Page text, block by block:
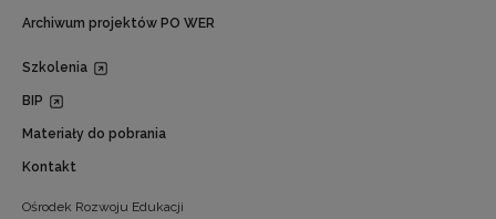
Archiwum projektów PO WER
Szkolenia
BIP
Materiały do pobrania
Kontakt
Ośrodek Rozwoju Edukacji